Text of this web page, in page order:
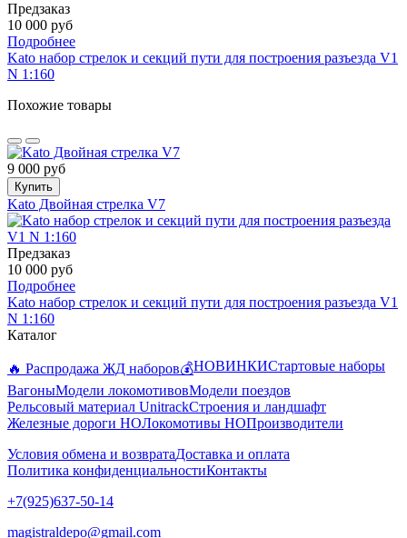
Предзаказ
10 000 руб
Подробнее
Kato набор стрелок и секций пути для построения разъезда V1
N 1:160
Похожие товары
9 000 руб
Купить
Kato Двойная стрелка V7
Предзаказ
10 000 руб
Подробнее
Kato набор стрелок и секций пути для построения разъезда V1
N 1:160
Каталог
🔥 Распродажа ЖД наборов💰НОВИНКИСтартовые наборы
ВагоныМодели локомотивовМодели поездов
Рельсовый материал UnitrackСтроения и ландшафт
Железные дороги HOЛокомотивы HOПроизводители
Условия обмена и возвратаДоставка и оплата
Политика конфиденциальностиКонтакты
+7(925)637-50-14
magistraldepo@gmail.com